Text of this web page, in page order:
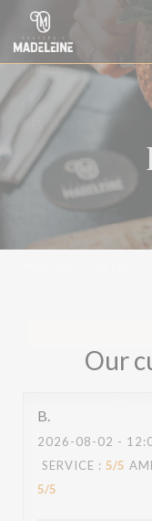
Personalizing your cookie
Our
B
2026-08-02 -
SERVICE : 5/5
5/5